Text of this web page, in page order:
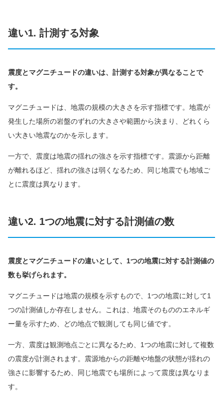
違い1. 計測する対象
震度とマグニチュードの違いは、計測する対象が異なることで
す。
マグニチュードは、地震の規模の大きさを示す指標です。地震が
発生した場所の岩盤のずれの大きさや範囲から決まり、どれくら
い大きい地震なのかを示します。
一方で、震度は地震の揺れの強さを示す指標です。震源から距離
が離れるほど、揺れの強さは弱くなるため、同じ地震でも地域ご
とに震度は異なります。
違い2. 1つの地震に対する計測値の数
震度とマグニチュードの違いとして、1つの地震に対する計測値の
数も挙げられます。
マグニチュードは地震の規模を示すもので、1つの地震に対して1
つの計測値しか存在しません。これは、地震そのもののエネルギ
ー量を示すため、どの地点で観測しても同じ値です。
一方、震度は観測地点ごとに異なるため、1つの地震に対して複数
の震度が計測されます。震源地からの距離や地盤の状態が揺れの
強さに影響するため、同じ地震でも場所によって震度は異なりま
す。